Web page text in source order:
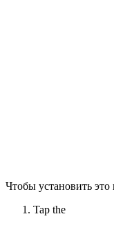
Чтобы установить
Tap the